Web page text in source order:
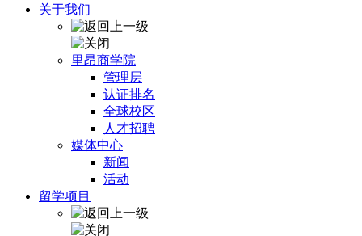
关于我们
里昂商学院
管理层
认证排名
全球校区
人才招聘
媒体中心
新闻
活动
留学项目